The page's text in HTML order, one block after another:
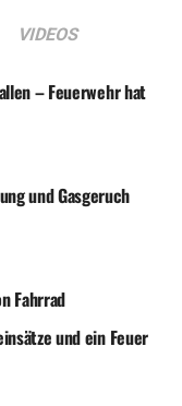
Hagener
VIDEOS
– Feuerwehr hat
und Gasgeruch
Fahrrad
und ein Feuer